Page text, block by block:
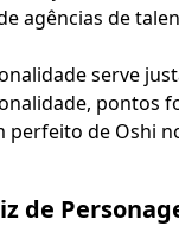
agências de
serve
pontos
de Oshi
de